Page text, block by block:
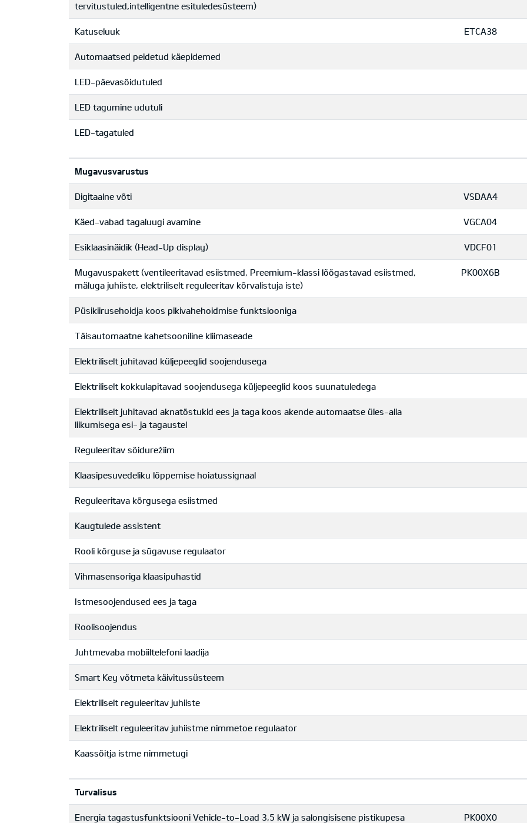
tervitustuled,intelligentne esituledesüsteem)
Katuseluuk ETCA38
Automaatsed peidetud käepidemed
LED-päevasõidutuled
LED tagumine udutuli
LED-tagatuled
Mugavusvarustus
Digitaalne võti VSDAA4
Käed-vabad tagaluugi avamine VGCA04
Esiklaasinäidik (Head-Up display) VDCF01
Mugavuspakett (ventileeritavad esiistmed, Preemium-klassi lõõgastavad esiistmed,
mäluga juhiiste, elektriliselt reguleeritav kõrvalistuja iste)
PK00X6B
Püsikiirusehoidja koos pikivahehoidmise funktsiooniga
Täisautomaatne kahetsooniline kliimaseade
Elektriliselt juhitavad küljepeeglid soojendusega
Elektriliselt kokkulapitavad soojendusega küljepeeglid koos suunatuledega
Elektriliselt juhitavad aknatõstukid ees ja taga koos akende automaatse üles-alla
liikumisega esi- ja tagaustel
Reguleeritav sõidurežiim
Klaasipesuvedeliku lõppemise hoiatussignaal
Reguleeritava kõrgusega esiistmed
Kaugtulede assistent
Rooli kõrguse ja sügavuse regulaator
Vihmasensoriga klaasipuhastid
Istmesoojendused ees ja taga
Roolisoojendus
Juhtmevaba mobiiltelefoni laadija
Smart Key võtmeta käivitussüsteem
Elektriliselt reguleeritav juhiiste
Elektriliselt reguleeritav juhiistme nimmetoe regulaator
Kaassõitja istme nimmetugi
Turvalisus
Energia tagastusfunktsiooni Vehicle-to-Load 3,5 kW ja salongisisene pistikupesa
PK00X0